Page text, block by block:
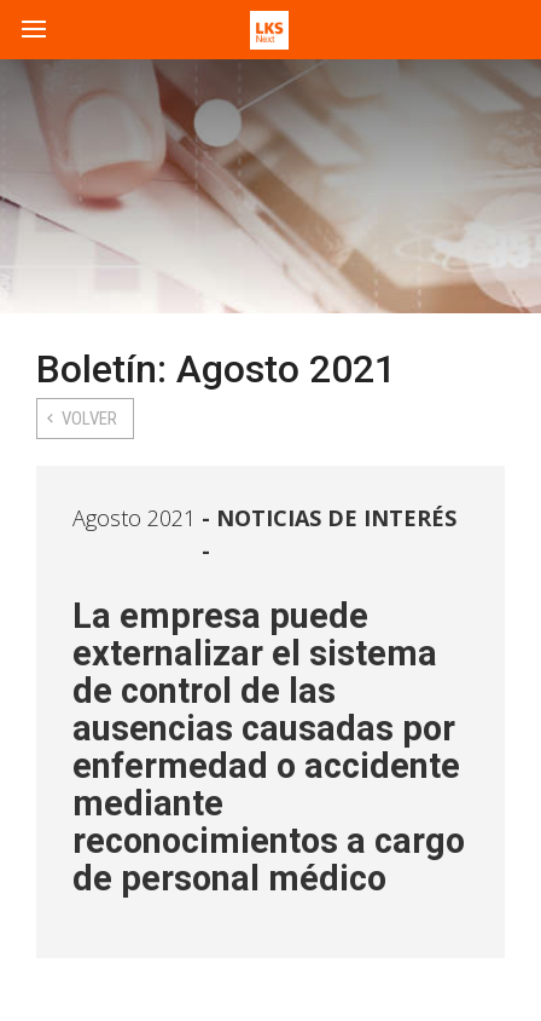
Boletín: Agosto 2021
VOLVER
Agosto 2021
NOTICIAS DE INTERÉS
-
La empresa puede
externalizar el sistema
de control de las
ausencias causadas por
enfermedad o accidente
mediante
reconocimientos a cargo
de personal médico